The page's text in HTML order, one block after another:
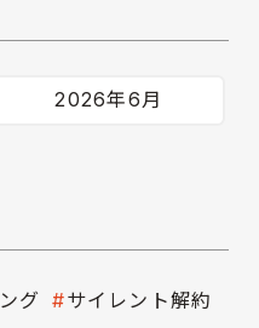
2026年6月
グ
サイレント解約